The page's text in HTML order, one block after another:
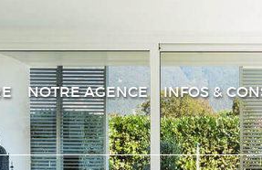
NOTRE AGENCE INFOS &